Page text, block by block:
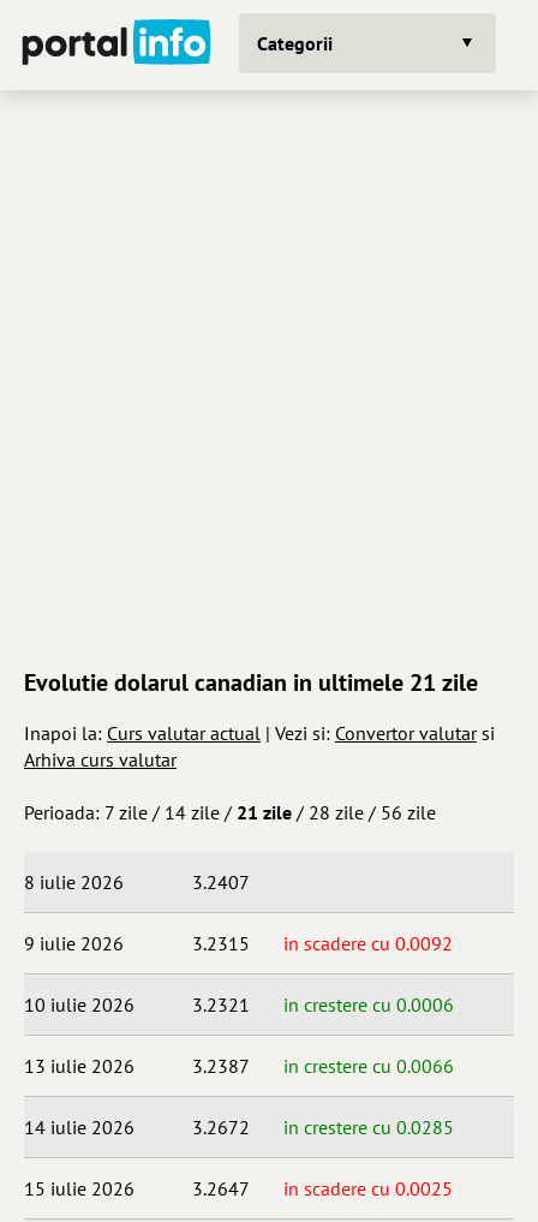
Categorii
Evolutie dolarul canadian in ultimele 21 zile
Inapoi la: Curs valutar actual | Vezi si: Convertor valutarsi
Arhiva curs valutar
Perioada: 7 zile / 14 zile / 21 zile / 28 zile / 56 zile
8 iulie 2026 3.2407
9 iulie 2026 3.2315 in scadere cu 0.0092
10 iulie 2026 3.2321 in crestere cu 0.0006
13 iulie 2026 3.2387 in crestere cu 0.0066
14 iulie 2026 3.2672 in crestere cu 0.0285
15 iulie 2026 3.2647 in scadere cu 0.0025